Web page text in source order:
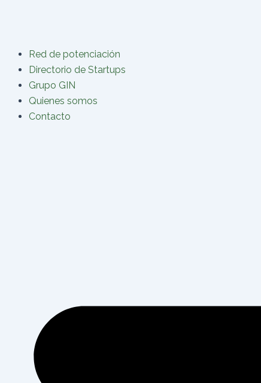
Red de potenciación
Directorio de Startups
Grupo GIN
Quienes somos
Contacto